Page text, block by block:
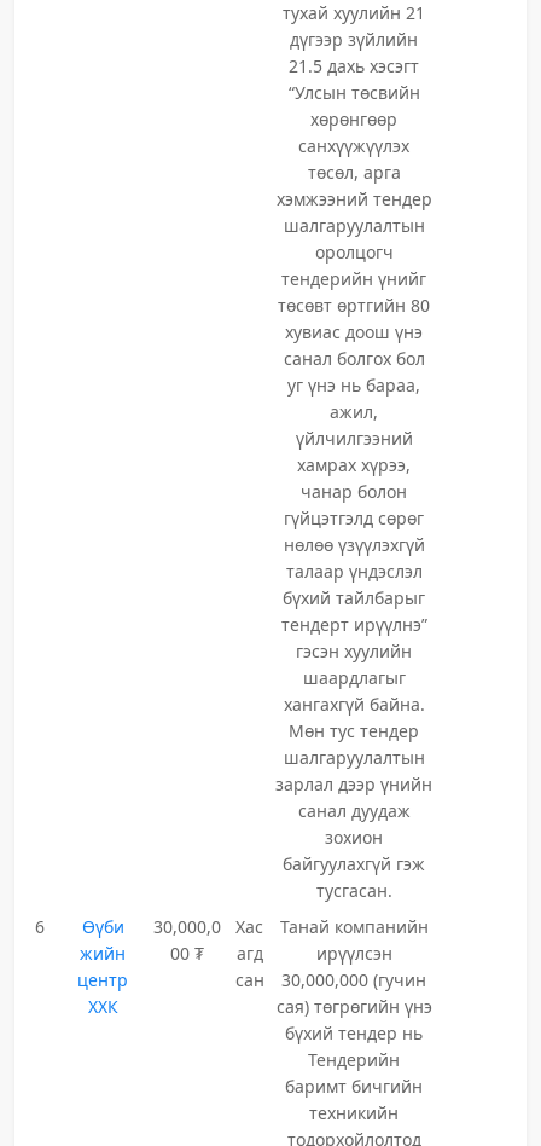
тухай хуулийн 21
дүгээр зүйлийн
21.5 дахь хэсэгт
“Улсын төсвийн
хөрөнгөөр
санхүүжүүлэх
төсөл, арга
хэмжээний тендер
шалгаруулалтын
оролцогч
тендерийн үнийг
төсөвт өртгийн 80
хувиас доош үнэ
санал болгох бол
уг үнэ нь бараа,
ажил,
үйлчилгээний
хамрах хүрээ,
чанар болон
гүйцэтгэлд сөрөг
нөлөө үзүүлэхгүй
талаар үндэслэл
бүхий тайлбарыг
тендерт ирүүлнэ”
гэсэн хуулийн
шаардлагыг
хангахгүй байна.
Мөн тус тендер
шалгаруулалтын
зарлал дээр үнийн
санал дуудаж
зохион
байгуулахгүй гэж
тусгасан.
6
Өүби
жийн
центр
ХХК
30,000,0
00 ₮
Хас
агд
сан
Танай компанийн
ирүүлсэн
30,000,000 (гучин
сая) төгрөгийн үнэ
бүхий тендер нь
Тендерийн
баримт бичгийн
техникийн
тодорхойлолтод